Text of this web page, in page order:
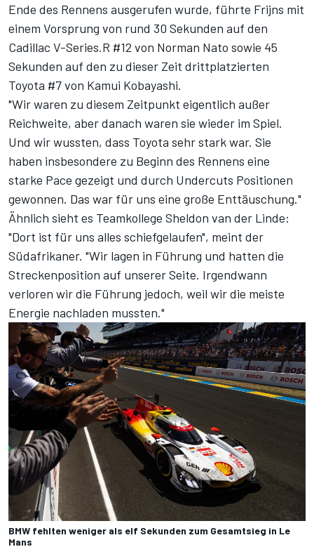
Ende des Rennens ausgerufen wurde, führte Frijns mit
einem Vorsprung von rund 30 Sekunden auf den
Cadillac V-Series.R #12 von Norman Nato sowie 45
Sekunden auf den zu dieser Zeit drittplatzierten
Toyota #7 von Kamui Kobayashi.
"Wir waren zu diesem Zeitpunkt eigentlich außer
Reichweite, aber danach waren sie wieder im Spiel.
Und wir wussten, dass Toyota sehr stark war. Sie
haben insbesondere zu Beginn des Rennens eine
starke Pace gezeigt und durch Undercuts Positionen
gewonnen. Das war für uns eine große Enttäuschung."
Ähnlich sieht es Teamkollege Sheldon van der Linde:
"Dort ist für uns alles schiefgelaufen", meint der
Südafrikaner. "Wir lagen in Führung und hatten die
Streckenposition auf unserer Seite. Irgendwann
verloren wir die Führung jedoch, weil wir die meiste
Energie nachladen mussten."
BMW fehlten weniger als elf Sekunden zum Gesamtsieg in Le
Mans